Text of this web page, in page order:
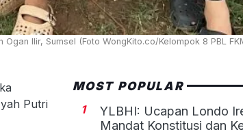
Ilir, Sumsel (Foto WongKito.co/Kelompok 8 PBL
Putri
MOST POPULAR
1
YLBHI: Ucapan Londo
Mandat Konstitusi dan